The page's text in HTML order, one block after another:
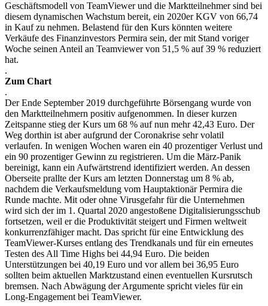
Geschäftsmodell von TeamViewer und die Marktteilnehmer sind bei
diesem dynamischen Wachstum bereit, ein 2020er KGV von 66,74
in Kauf zu nehmen. Belastend für den Kurs könnten weitere
Verkäufe des Finanzinvestors Permira sein, der mit Stand voriger
Woche seinen Anteil an Teamviewer von 51,5 % auf 39 % reduziert
hat.
.
Zum Chart
.
Der Ende September 2019 durchgeführte Börsengang wurde von
den Marktteilnehmern positiv aufgenommen. In dieser kurzen
Zeitspanne stieg der Kurs um 68 % auf nun mehr 42,43 Euro. Der
Weg dorthin ist aber aufgrund der Coronakrise sehr volatil
verlaufen. In wenigen Wochen waren ein 40 prozentiger Verlust und
ein 90 prozentiger Gewinn zu registrieren. Um die März-Panik
bereinigt, kann ein Aufwärtstrend identifiziert werden. An dessen
Oberseite prallte der Kurs am letzten Donnerstag um 8 % ab,
nachdem die Verkaufsmeldung vom Hauptaktionär Permira die
Runde machte. Mit oder ohne Virusgefahr für die Unternehmen
wird sich der im 1. Quartal 2020 angestoßene Digitalisierungsschub
fortsetzen, weil er die Produktivität steigert und Firmen weltweit
konkurrenzfähiger macht. Das spricht für eine Entwicklung des
TeamViewer-Kurses entlang des Trendkanals und für ein erneutes
Testen des All Time Highs bei 44,94 Euro. Die beiden
Unterstützungen bei 40,19 Euro und vor allem bei 36,95 Euro
sollten beim aktuellen Marktzustand einen eventuellen Kursrutsch
bremsen. Nach Abwägung der Argumente spricht vieles für ein
Long-Engagement bei TeamViewer.